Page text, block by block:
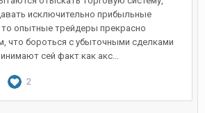
исключительно прибыльные
опытные трейдеры прекрасно
что бороться с убыточными сделками
сей факт как акс...
2